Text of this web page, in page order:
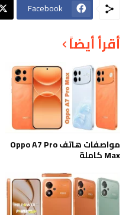
Facebook
أقرأ أيضاً
مواصفات هاتف Oppo A7 Pro
Max كاملة